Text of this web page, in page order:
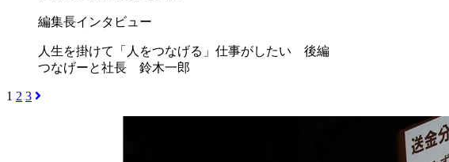
編集長インタビュー
人生を掛けて「人をつなげる」仕事がしたい 後編
つなげーと社長 鈴木一郎
1 2 3